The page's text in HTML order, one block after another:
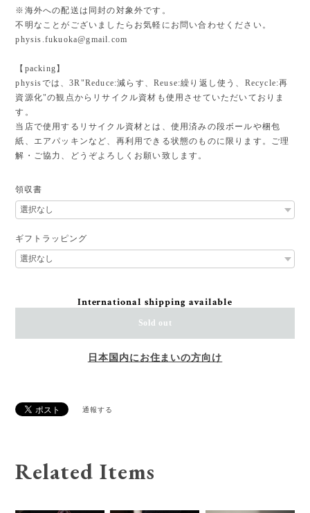
※海外への配送は同封の対象外です。
不明なことがございましたらお気軽にお問い合わせください。
physis.fukuoka@gmail.com
【packing】
physisでは、3R"Reduce:減らす、Reuse:繰り返し使う、Recycle:再
資源化"の観点からリサイクル資材も使用させていただいておりま
す。
当店で使用するリサイクル資材とは、使用済みの段ボールや梱包
紙、エアパッキンなど、再利用できる状態のものに限ります。ご理
解・ご協力、どうぞよろしくお願い致します。
領収書
ギフトラッピング
International shipping available
Sold out
日本国内にお住まいの方向け
通報する
Related Items